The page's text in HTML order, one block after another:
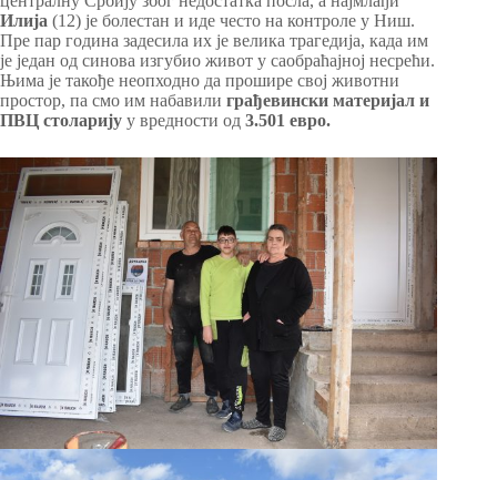
Илија (12) је болестан и иде често на контроле у Ниш.
Пре пар година задесила их је велика трагедија, када им
је један од синова изгубио живот у саобраћајној несрећи.
Њима је такође неопходно да прошире свој животни
простор, па смо им набавили грађевински материјал и
ПВЦ столарију у вредности од 3.501 евро.